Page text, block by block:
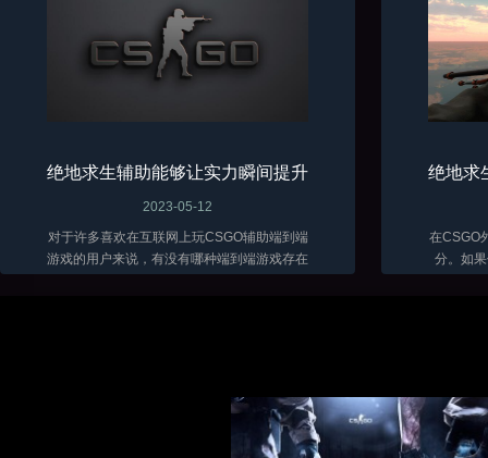
绝地求生辅助能够让实力瞬间提升
2023-05-12
对于许多喜欢在互联网上玩CSGO辅助端到端
游戏的用户来说，有没有哪种端到端游戏存在
绝地求
在CSGO
分。如